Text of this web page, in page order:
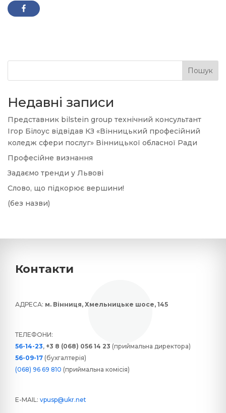
Пошук
Недавні записи
Представник bilstein group технічний консультант
Ігор Білоус відвідав КЗ «Вінницький професійний
коледж сфери послуг» Вінницької обласної Ради
Професійне визнання
Задаємо тренди у Львові
Слово, що підкорює вершини!
(без назви)
Контакти
АДРЕСА: м. Вінниця, Хмельницьке шосе, 145
ТЕЛЕФОНИ:
56-14-23, +3 8 (068) 056 14 23 (приймальна директора)
56-09-17 (бухгалтерія)
(068) 96 69 810 (приймальна комісія)
E-MAIL: vpusp@ukr.net